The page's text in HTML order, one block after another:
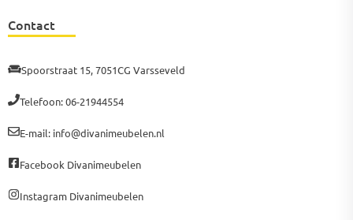
Contact
Spoorstraat 15, 7051CG Varsseveld
Telefoon: 06-21944554
E-mail: info@divanimeubelen.nl
Facebook Divanimeubelen
Instagram Divanimeubelen